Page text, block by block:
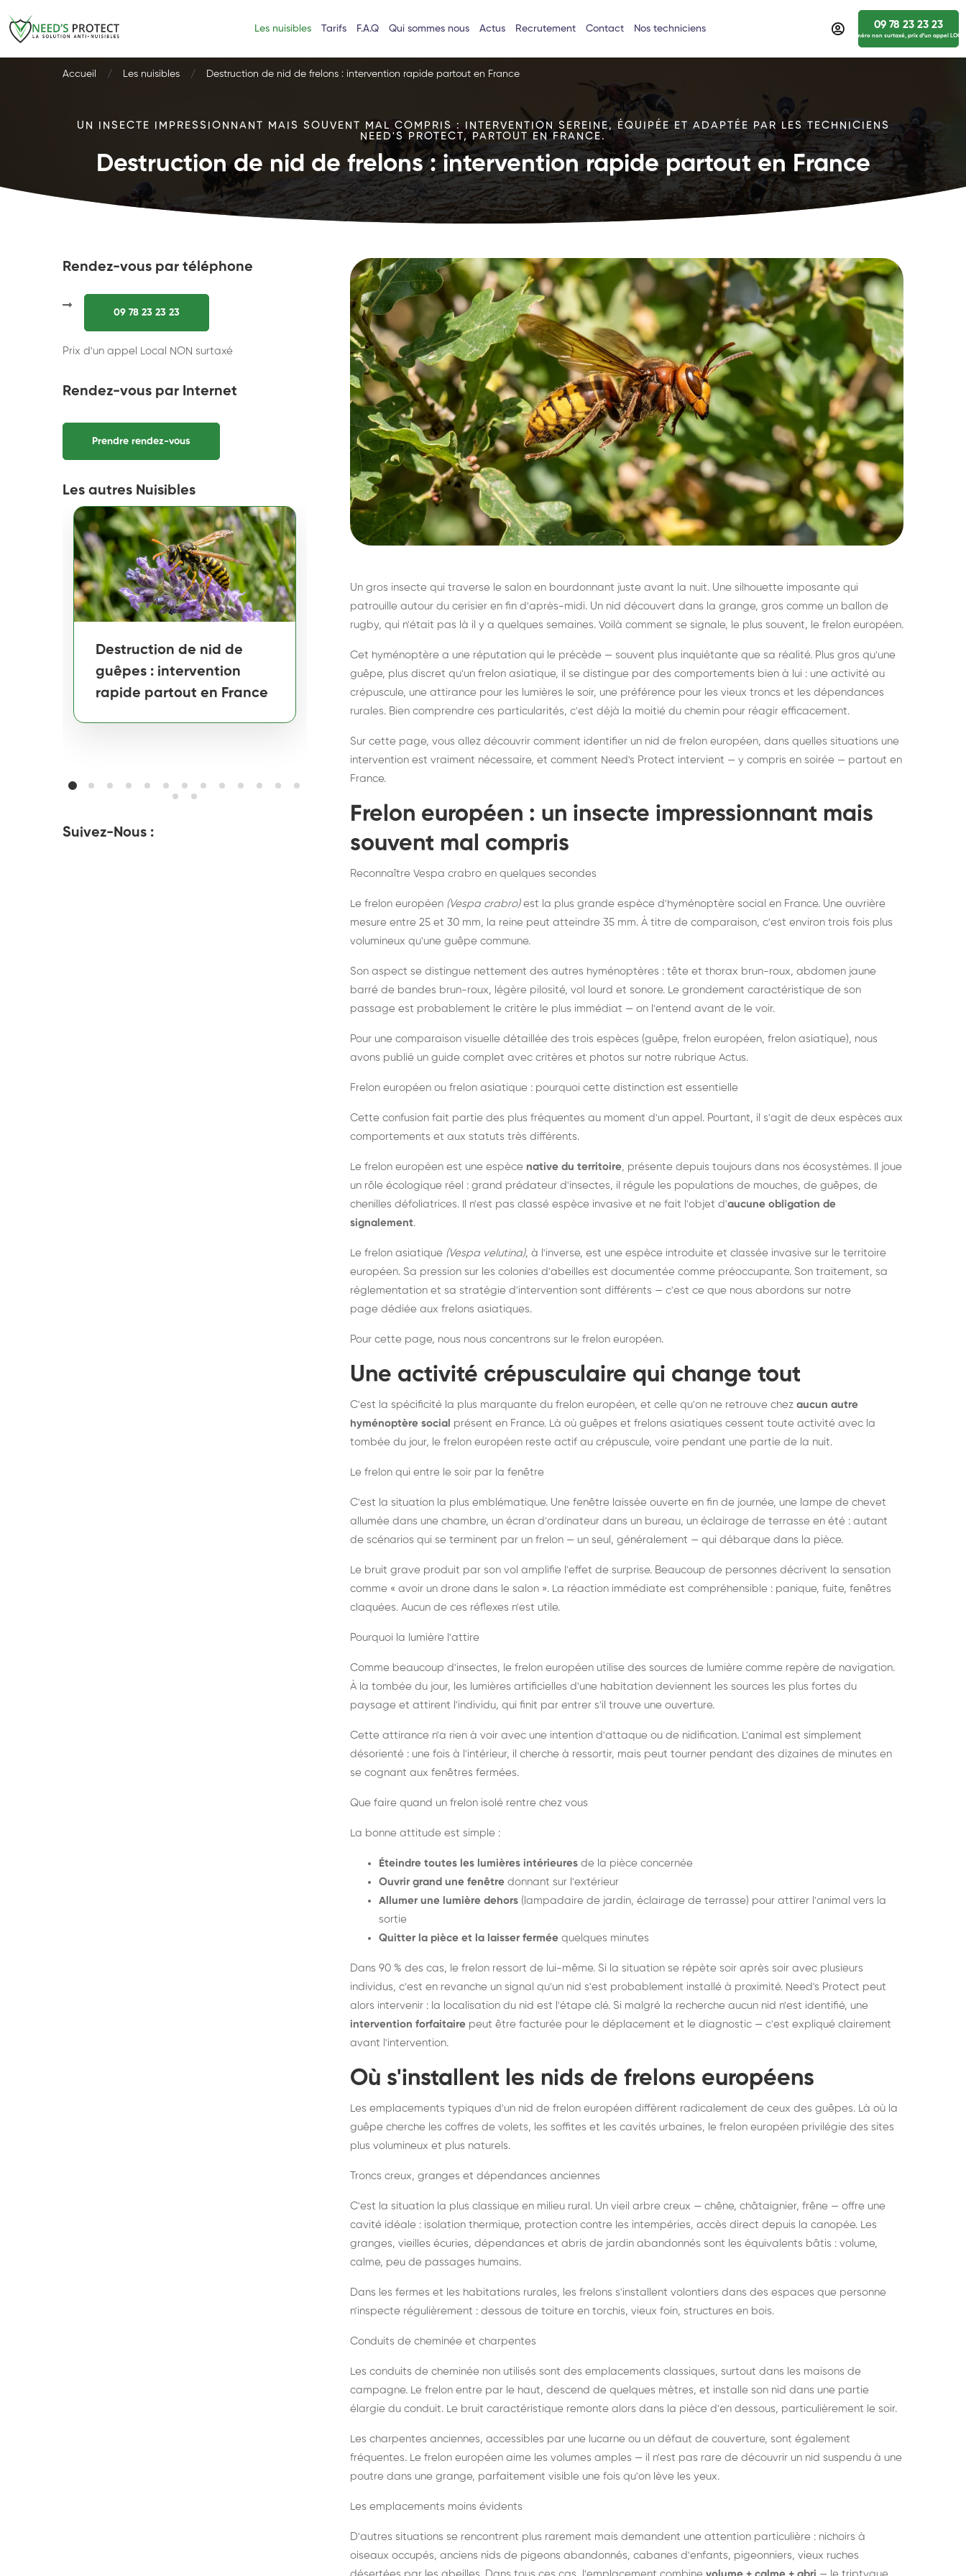
Les nuisibles Tarifs F.A.Q Qui sommes nous Actus Recrutement Contact Nos techniciens 09 78 23 23 23
numéro non surtaxé, prix d’un appel
Accueil Les nuisibles Destruction de nid de frelons : intervention rapide partout en France
UN INSECTE IMPRESSIONNANT MAIS SOUVENT MAL COMPRIS : INTERVENTION SEREINE, ÉQUIPÉE ET ADAPTÉE PAR LES TECHNICIENS
NEED'S PROTECT, PARTOUT EN FRANCE.
Destruction de nid de frelons : intervention rapide partout en France
Rendez-vous par téléphone
09 78 23 23 23
Prix d'un appel Local NON surtaxé
Rendez-vous par Internet
Prendre rendez-vous
Les autres Nuisibles
Destruction de nid de
guêpes : intervention
rapide partout en France
Destruction de nid de
frelons asiatiques :
intervention partout en
France
Dératisation : éliminer
durablement rats et
souris, partout en France
Suivez-Nous :
Un gros insecte qui traverse le salon en bourdonnant juste avant la nuit. Une silhouette imposante qui
patrouille autour du cerisier en fin d'après-midi. Un nid découvert dans la grange, gros comme un ballon de
rugby, qui n'était pas là il y a quelques semaines. Voilà comment se signale, le plus souvent, le frelon européen.
Cet hyménoptère a une réputation qui le précède — souvent plus inquiétante que sa réalité. Plus gros qu'une
guêpe, plus discret qu'un frelon asiatique, il se distingue par des comportements bien à lui : une activité au
crépuscule, une attirance pour les lumières le soir, une préférence pour les vieux troncs et les dépendances
rurales. Bien comprendre ces particularités, c'est déjà la moitié du chemin pour réagir efficacement.
Sur cette page, vous allez découvrir comment identifier un nid de frelon européen, dans quelles situations une
intervention est vraiment nécessaire, et comment Need's Protect intervient — y compris en soirée — partout en
France.
Frelon européen : un insecte impressionnant mais
souvent mal compris
Reconnaître Vespa crabro en quelques secondes
Le frelon européen (Vespa crabro)est la plus grande espèce d'hyménoptère social en France. Une ouvrière
mesure entre 25 et 30 mm, la reine peut atteindre 35 mm. À titre de comparaison, c'est environ trois fois plus
volumineux qu'une guêpe commune.
Son aspect se distingue nettement des autres hyménoptères : tête et thorax brun-roux, abdomen jaune
barré de bandes brun-roux, légère pilosité, vol lourd et sonore. Le grondement caractéristique de son
passage est probablement le critère le plus immédiat — on l'entend avant de le voir.
Pour une comparaison visuelle détaillée des trois espèces (guêpe, frelon européen, frelon asiatique), nous
avons publié un guide complet avec critères et photos sur notre rubrique Actus.
Frelon européen ou frelon asiatique : pourquoi cette distinction est essentielle
Cette confusion fait partie des plus fréquentes au moment d'un appel. Pourtant, il s'agit de deux espèces aux
comportements et aux statuts très différents.
Le frelon européen est une espèce native du territoire, présente depuis toujours dans nos écosystèmes. Il joue
un rôle écologique réel : grand prédateur d'insectes, il régule les populations de mouches, de guêpes, de
chenilles défoliatrices. Il n'est pas classé espèce invasive et ne fait l'objet d'aucune obligation de
signalement.
Le frelon asiatique (Vespa velutina), à l'inverse, est une espèce introduite et classée invasive sur le territoire
européen. Sa pression sur les colonies d'abeilles est documentée comme préoccupante. Son traitement, sa
réglementation et sa stratégie d'intervention sont différents — c'est ce que nous abordons sur notre
page dédiée aux frelons asiatiques.
Pour cette page, nous nous concentrons sur le frelon européen.
Une activité crépusculaire qui change tout
C'est la spécificité la plus marquante du frelon européen, et celle qu'on ne retrouve chez aucun autre
hyménoptère social présent en France. Là où guêpes et frelons asiatiques cessent toute activité avec la
tombée du jour, le frelon européen reste actif au crépuscule, voire pendant une partie de la nuit.
Le frelon qui entre le soir par la fenêtre
C'est la situation la plus emblématique. Une fenêtre laissée ouverte en fin de journée, une lampe de chevet
allumée dans une chambre, un écran d'ordinateur dans un bureau, un éclairage de terrasse en été : autant
de scénarios qui se terminent par un frelon — un seul, généralement — qui débarque dans la pièce.
Le bruit grave produit par son vol amplifie l'effet de surprise. Beaucoup de personnes décrivent la sensation
comme « avoir un drone dans le salon ». La réaction immédiate est compréhensible : panique, fuite, fenêtres
claquées. Aucun de ces réflexes n'est utile.
Pourquoi la lumière l'attire
Comme beaucoup d'insectes, le frelon européen utilise des sources de lumière comme repère de navigation.
À la tombée du jour, les lumières artificielles d'une habitation deviennent les sources les plus fortes du
paysage et attirent l'individu, qui finit par entrer s'il trouve une ouverture.
Cette attirance n'a rien à voir avec une intention d'attaque ou de nidification. L'animal est simplement
désorienté : une fois à l'intérieur, il cherche à ressortir, mais peut tourner pendant des dizaines de minutes en
se cognant aux fenêtres fermées.
Que faire quand un frelon isolé rentre chez vous
La bonne attitude est simple :
Éteindre toutes les lumières intérieures de la pièce concernée
Ouvrir grand une fenêtre donnant sur l'extérieur
Allumer une lumière dehors (lampadaire de jardin, éclairage de terrasse) pour attirer l'animal vers la
sortie
Quitter la pièce et la laisser fermée quelques minutes
Dans 90 % des cas, le frelon ressort de lui-même. Si la situation se répète soir après soir avec plusieurs
individus, c'est en revanche un signal qu'un nid s'est probablement installé à proximité. Need's Protect peut
alors intervenir : la localisation du nid est l'étape clé. Si malgré la recherche aucun nid n'est identifié, une
intervention forfaitaire peut être facturée pour le déplacement et le diagnostic — c'est expliqué clairement
avant l'intervention.
Où s'installent les nids de frelons européens
Les emplacements typiques d'un nid de frelon européen diffèrent radicalement de ceux des guêpes. Là où la
guêpe cherche les coffres de volets, les soffites et les cavités urbaines, le frelon européen privilégie des sites
plus volumineux et plus naturels.
Troncs creux, granges et dépendances anciennes
C'est la situation la plus classique en milieu rural. Un vieil arbre creux — chêne, châtaignier, frêne — offre une
cavité idéale : isolation thermique, protection contre les intempéries, accès direct depuis la canopée. Les
granges, vieilles écuries, dépendances et abris de jardin abandonnés sont les équivalents bâtis : volume,
calme, peu de passages humains.
Dans les fermes et les habitations rurales, les frelons s'installent volontiers dans des espaces que personne
n'inspecte régulièrement : dessous de toiture en torchis, vieux foin, structures en bois.
Conduits de cheminée et charpentes
Les conduits de cheminée non utilisés sont des emplacements classiques, surtout dans les maisons de
campagne. Le frelon entre par le haut, descend de quelques mètres, et installe son nid dans une partie
élargie du conduit. Le bruit caractéristique remonte alors dans la pièce d'en dessous, particulièrement le soir.
Les charpentes anciennes, accessibles par une lucarne ou un défaut de couverture, sont également
fréquentes. Le frelon européen aime les volumes amples — il n'est pas rare de découvrir un nid suspendu à une
poutre dans une grange, parfaitement visible une fois qu'on lève les yeux.
Les emplacements moins évidents
D'autres situations se rencontrent plus rarement mais demandent une attention particulière : nichoirs à
oiseaux occupés, anciens nids de pigeons abandonnés, cabanes d'enfants, pigeonniers, vieux ruches